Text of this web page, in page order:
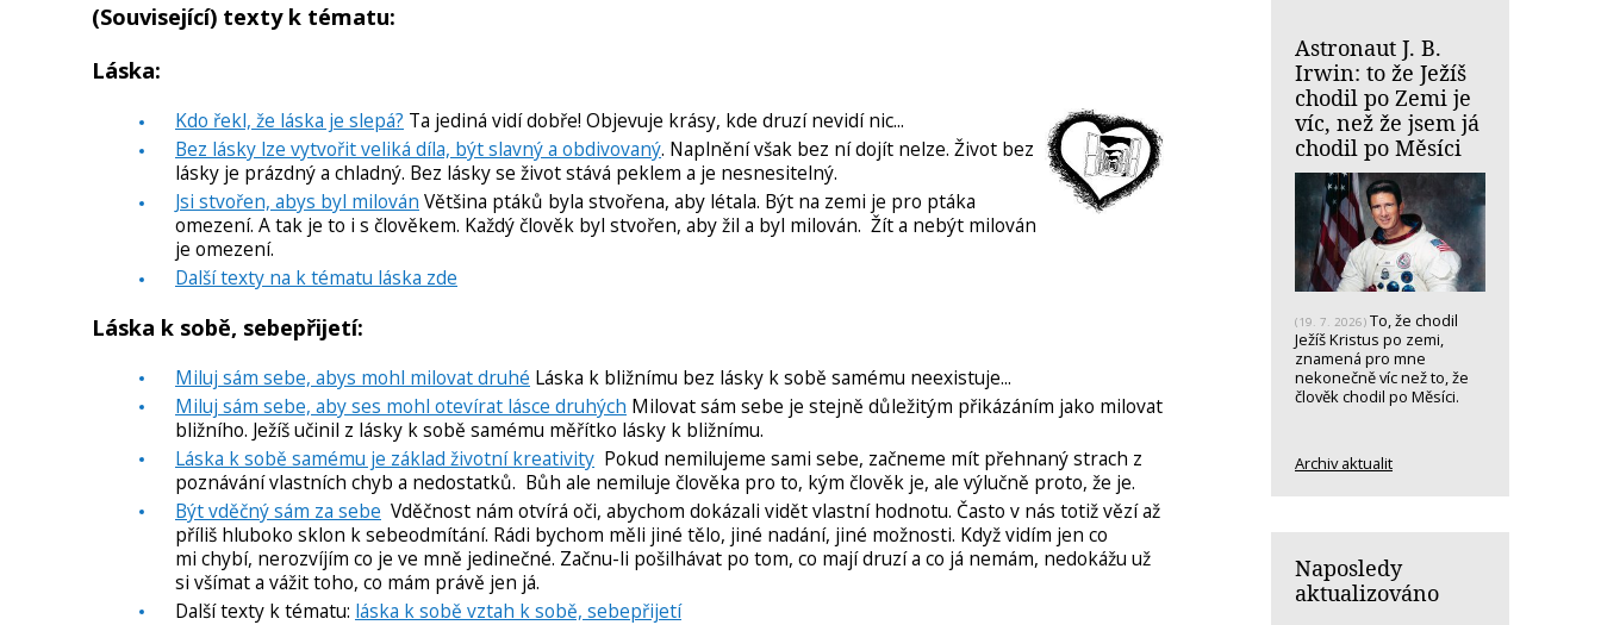
(Související) texty k tématu:
Láska:
Kdo řekl, že láska je slepá? Ta jediná vidí dobře! Objevuje krásy, kde druzí nevidí nic...
Bez lásky lze vytvořit veliká díla, být slavný a obdivovaný. Naplnění však bez ní dojít nelze. Život bez
lásky je prázdný a chladný. Bez lásky se život stává peklem a je nesnesitelný.
Jsi stvořen, abys byl milován Většina ptáků byla stvořena, aby létala. Být na zemi je pro ptáka
omezení. A tak je to i s člověkem. Každý člověk byl stvořen, aby žil a byl milován. Žít a nebýt milován
je omezení.
Další texty na k tématu láska zde
Láska k sobě, sebepřijetí:
Miluj sám sebe, abys mohl milovat druhé Láska k bližnímu bez lásky k sobě samému neexistuje...
Miluj sám sebe, aby ses mohl otevírat lásce druhých Milovat sám sebe je stejně důležitým přikázáním jako milovat
bližního. Ježíš učinil z lásky k sobě samému měřítko lásky k bližnímu.
Láska k sobě samému je základ životní kreativity Pokud nemilujeme sami sebe, začneme mít přehnaný strach z
poznávání vlastních chyb a nedostatků. Bůh ale nemiluje člověka pro to, kým člověk je, ale výlučně proto, že je.
Být vděčný sám za sebe Vděčnost nám otvírá oči, abychom dokázali vidět vlastní hodnotu. Často v nás totiž vězí až
příliš hluboko sklon k sebeodmítání. Rádi bychom měli jiné tělo, jiné nadání, jiné možnosti. Když vidím jen co
mi chybí, nerozvíjím co je ve mně jedinečné. Začnu-li pošilhávat po tom, co mají druzí a co já nemám, nedokážu už
si všímat a vážit toho, co mám právě jen já.
Další texty k tématu: láska k sobě vztah k sobě, sebepřijetí
Astronaut J. B.
Irwin: to že Ježíš
chodil po Zemi je
víc, než že jsem já
chodil po Měsíci
(19. 7. 2026) To, že chodil
Ježíš Kristus po zemi,
znamená pro mne
nekonečně víc než to, že
člověk chodil po Měsíci.
Archiv aktualit
Naposledy
aktualizováno